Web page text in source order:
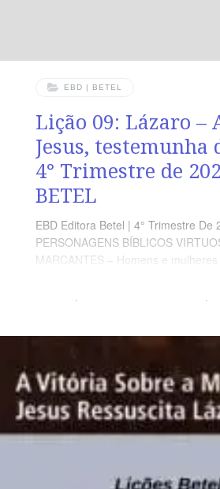
EBD | BETEL
Lição 09: Lázaro –
Jesus, testemunha
4° Trimestre de
BETEL
EBD Editora Betel | 4° Trimestre De
PERSONAGENS BÍBLICOS
MARCANTES – Homens e mulheres
amigo, dorme, mas vou despertá-lo
11.11. VERDADE APLICADA Cada
escolhido por Jesus para fazer a
amigo. OBJETIVOS DA LIÇÃO
entre Lázaro e Jesus.Reconhecer a